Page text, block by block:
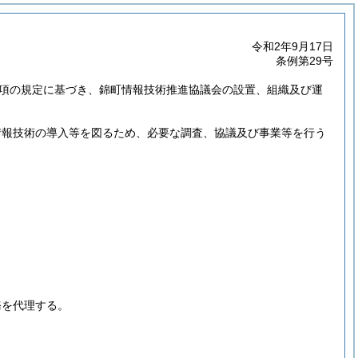
令和2年9月17日
条例第29号
の規定に基づき、錦町情報技術推進協議会の設置、組織及び運
技術の導入等を図るため、必要な調査、協議及び事業等を行う
代理する。